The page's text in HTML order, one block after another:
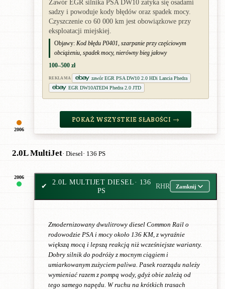
2006
Zawór EGR silnika PSA DW10 zatyka się osadami
sadzy i powoduje kody błędów oraz spadek mocy.
Czyszczenie co 60 000 km jest obowiązkowe przy
eksploatacji miejskiej.
Objawy: Kod błędu P0401, szarpanie przy częściowym
obciążeniu, spadek mocy, nierówny bieg jałowy
100–500 zł
REKLAMA
zawór EGR PSA DW10 2.0 HDi Lancia Phedra
EGR DW10ATED4 Phedra 2.0 JTD
POKAŻ WSZYSTKIE SŁABOŚCI →
2.0L MultiJet· Diesel· 136 PS
2006
✔
2.0L MULTIJET DIESEL· 136
PS
RHR Zamknij
Zmodernizowany dwulitrowy diesel Common Rail o
rodowodzie PSA i mocy około 136 KM, z wyraźnie
większą mocą i lepszą reakcją niż wcześniejsze warianty.
Dobry silnik do podróży z mocnym ciągiem i
umiarkowanym zużyciem paliwa. Pasek rozrządu należy
wymieniać razem z pompą wody, gdyż obie zależą od
tego samego napędu. W ruchu na krótkich trasach